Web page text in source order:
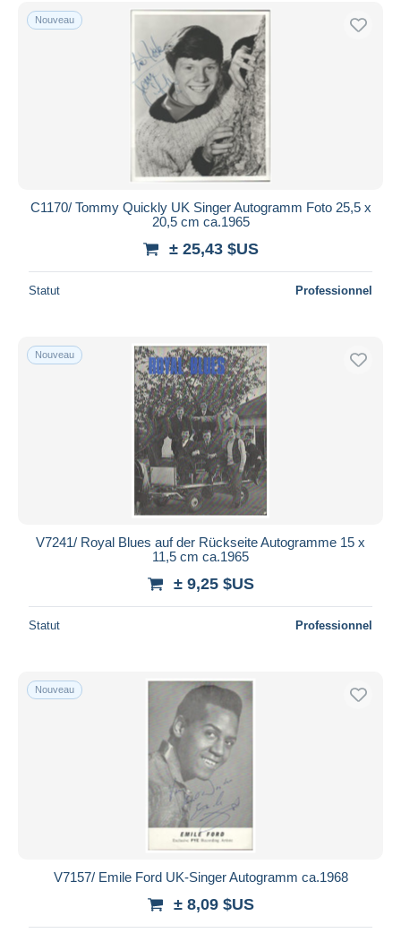
Uniquement en réduction
Livraison gratuite
Méthodes de paiement
Virement bancaire
Mastercard
iDeal
Appliquer
Nouveau
C1170/ Tommy Quickly UK Singer Autogramm Foto 25,5 x
20,5 cm ca.1965
± 25,43 $US
Statut Professionnel
Nouveau
V7241/ Royal Blues auf der Rückseite Autogramme 15 x
11,5 cm ca.1965
± 9,25 $US
Statut Professionnel
Nouveau
V7157/ Emile Ford UK-Singer Autogramm ca.1968
± 8,09 $US